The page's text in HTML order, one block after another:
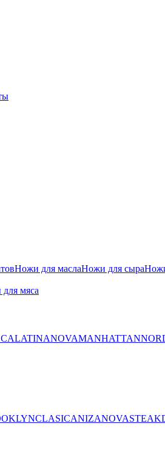
Ножи для маслаНожи для сыра
мяса
LATINANOVAMANHATTAN
CLASICANIZANOVASTEAK